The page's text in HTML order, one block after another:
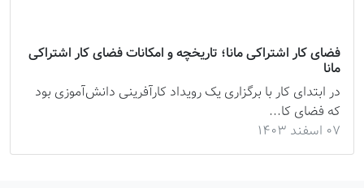
فضای کار اشتراکی مانا؛ تاریخچه و امکانات فضای کار اشتراکی
مانا
در ابتدای کار با برگزاری یک رویداد کارآفرینی دانش‌آموزی بود
که فضای کا...
۰۷ اسفند ۱۴۰۳